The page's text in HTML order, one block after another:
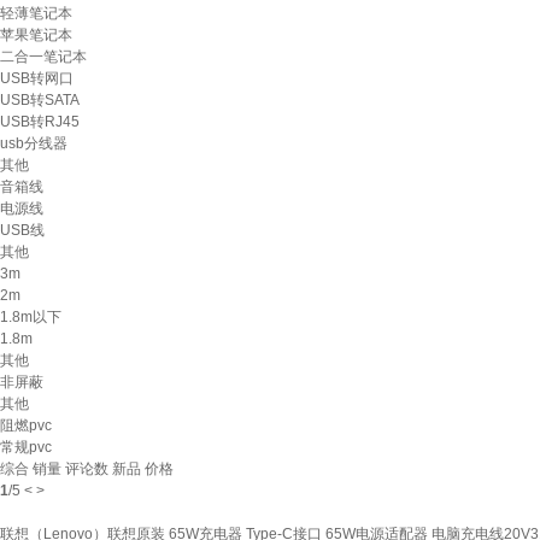
轻薄笔记本
苹果笔记本
二合一笔记本
USB转网口
USB转SATA
USB转RJ45
usb分线器
其他
音箱线
电源线
USB线
其他
3m
2m
1.8m以下
1.8m
其他
非屏蔽
其他
阻燃pvc
常规pvc
综合 销量 评论数 新品 价格
1/5 < >
联想（Lenovo）联想原装 65W充电器 Type-C接口 65W电源适配器 电脑充电线